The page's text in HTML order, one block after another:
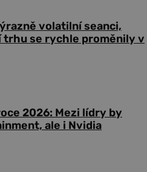
volatilní seanci,
se rychle proměnily v
2026: Mezi lídry by
ale i Nvidia